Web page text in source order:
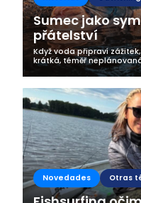
Sumec jako
přátelství
Když voda připraví
krátká, téměř
vodu – v momentě, kdy
úsměvem na tváři....
Novedades Otras